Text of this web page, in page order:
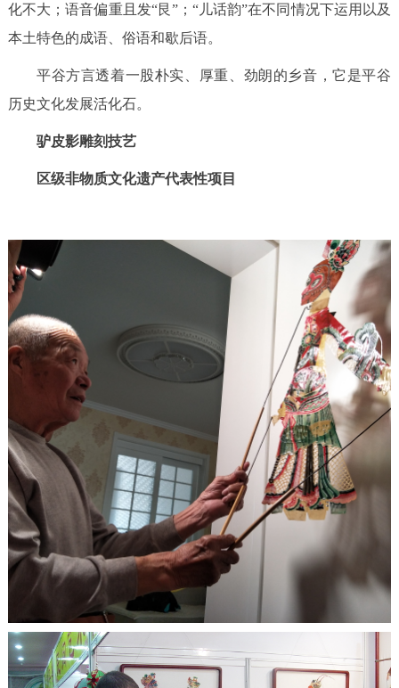
ESPAÑOL العربية
ITALIANO
化不大；语音偏重且发“艮”；“儿话韵”在不同情况下运用以及
本土特色的成语、俗语和歇后语。
平谷方言透着一股朴实、厚重、劲朗的乡音，它是平谷
历史文化发展活化石。
驴皮影雕刻技艺
区级非物质文化遗产代表性项目